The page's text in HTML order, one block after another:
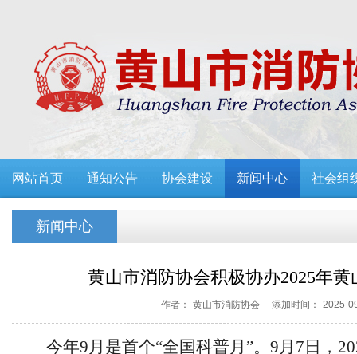
网站首页 通知公告 协会建设 新闻中心 社会组
新闻中心
黄山市消防协会积极协办2025年
作者： 黄山市消防协会 添加时间： 2025-
今年9月是首个“全国科普月”。9月7日，